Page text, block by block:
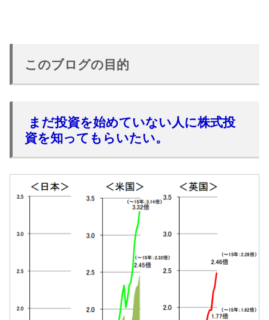
このブログの目的
まだ投資を始めていない人に株式投
資を知ってもらいたい。